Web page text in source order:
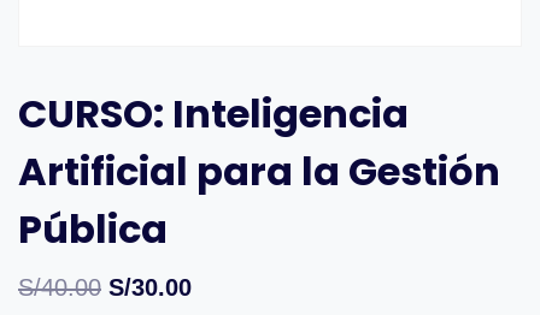
CURSO: Inteligencia
Artificial para la Gestión
Pública
S/40.00 S/30.00